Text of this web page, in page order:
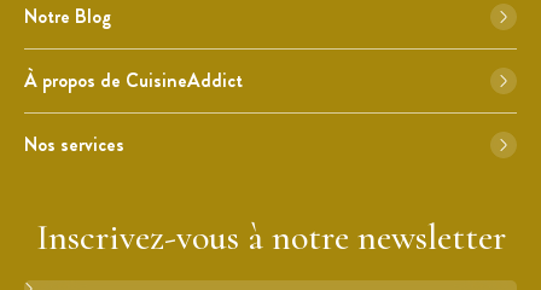
Notre Blog
À propos de CuisineAddict
Nos services
Inscrivez-vous à notre newsletter